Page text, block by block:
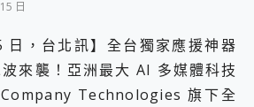
超驚艷 讓人一眼就愛上 LENOVO 聯想 Yoga Book 9 14吋 AI輕薄筆電 開箱 評測
美到讓人超想擁有 moto pad 60 系列 與 Moto | Swarovski razr 60 冰藍限定版本 開箱 評測
好用的 EaseUS Partition Master 讓您輕鬆的移除與格式化有防寫保護的隨身碟或SD卡
日
，台北訊】全台獨家應援神器
波來襲！亞洲最大 AI 多媒體科技
Technologies 旗下全